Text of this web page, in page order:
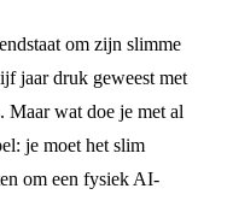
om zijn slimme
jaar druk geweest met
Maar wat doe je met al
je moet het slim
om een fysiek AI-